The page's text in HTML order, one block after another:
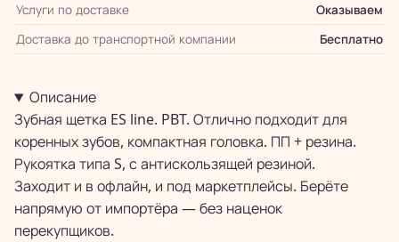
Услуги по доставке
Оказываем
Доставка до транспортной компании
Бесплатно
Описание
Зубная щетка ES line. PBT. Отлично подходит для
коренных зубов, компактная головка. ПП + резина.
Рукоятка типа S, с антискользящей резиной.
Заходит и в офлайн, и под маркетплейсы. Берёте
напрямую от импортёра — без наценок
перекупщиков.